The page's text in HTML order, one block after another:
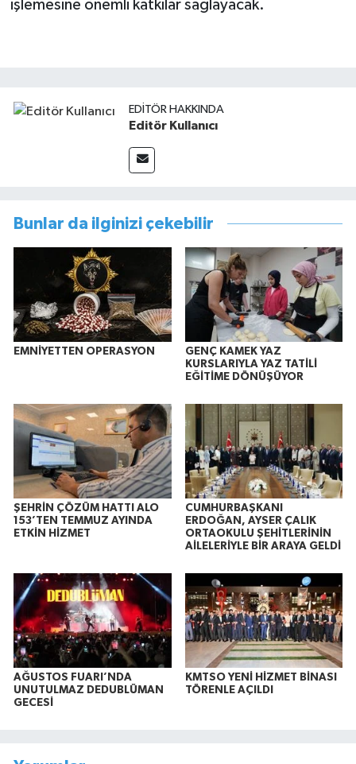
işlemesine önemli katkılar sağlayacak.
EDITÖR HAKKINDA
Editör Kullanıcı
Bunlar da ilginizi çekebilir
EMNİYETTEN OPERASYON
GENÇ KAMEK YAZ
KURSLARIYLA YAZ TATİLİ
EĞİTİME DÖNÜŞÜYOR
ŞEHRİN ÇÖZÜM HATTI ALO
153’TEN TEMMUZ AYINDA
ETKİN HİZMET
CUMHURBAŞKANI
ERDOĞAN, AYSER ÇALIK
ORTAOKULU ŞEHİTLERİNİN
AİLELERİYLE BİR ARAYA GELDİ
AĞUSTOS FUARI’NDA
UNUTULMAZ DEDUBLÜMAN
GECESİ
KMTSO YENİ HİZMET BİNASI
TÖRENLE AÇILDI